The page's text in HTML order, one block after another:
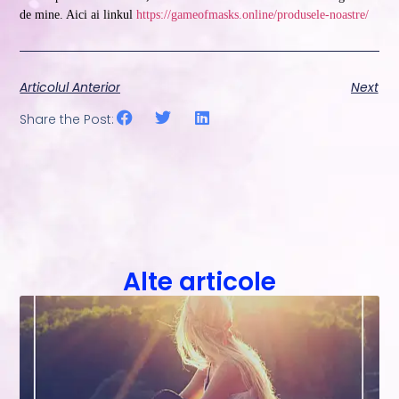
de mine. Aici ai linkulhttps://gameofmasks.online/produsele-noastre/
Articolul Anterior
Next
Share the Post:
Alte articole